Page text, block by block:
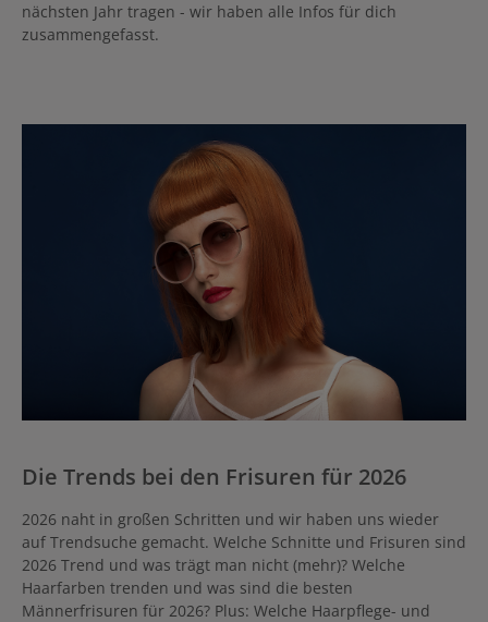
nächsten Jahr tragen - wir haben alle Infos für dich
zusammengefasst.
Die Trends bei den Frisuren für 2026
2026 naht in großen Schritten und wir haben uns wieder
auf Trendsuche gemacht. Welche Schnitte und Frisuren sind
2026 Trend und was trägt man nicht (mehr)? Welche
Haarfarben trenden und was sind die besten
Männerfrisuren für 2026? Plus: Welche Haarpflege- und